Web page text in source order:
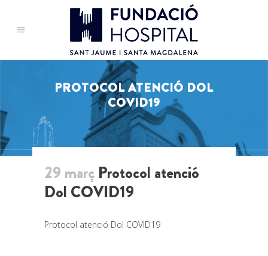
PROTOCOL ATENCIÓ DOL
COVID19
29 març Protocol atenció
Dol COVID19
Protocol atenció Dol COVID19